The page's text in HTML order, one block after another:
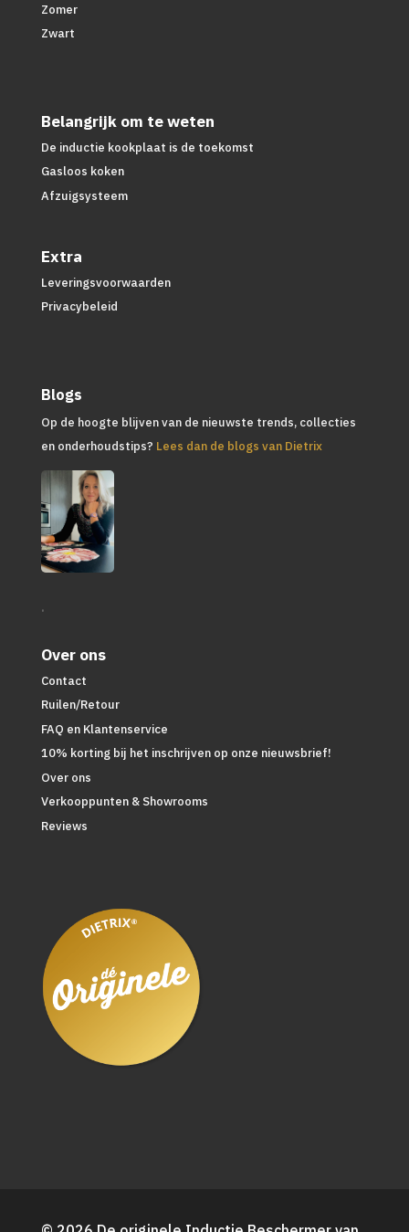
Zomer
Zwart
Belangrijk om te weten
De inductie kookplaat is de toekomst
Gasloos koken
Afzuigsysteem
Extra
Leveringsvoorwaarden
Privacybeleid
Blogs
Op de hoogte blijven van de nieuwste trends, collecties
en onderhoudstips? Lees dan de blogs van Dietrix
.
Over ons
Contact
Ruilen/Retour
FAQ en Klantenservice
10% korting bij het inschrijven op onze nieuwsbrief!
Over ons
Verkooppunten & Showrooms
Reviews